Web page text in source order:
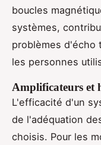
boucles
systèmes,
problèmes d'écho
les personnes
Amplificateurs et
L'efficacité d'un
de l'adéquation
choisis. Pour les